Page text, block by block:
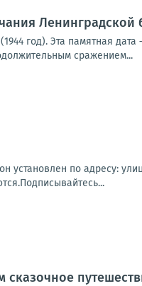
Ленинградской
год). Эта памятная
сражением...
по адресу:
сказочное